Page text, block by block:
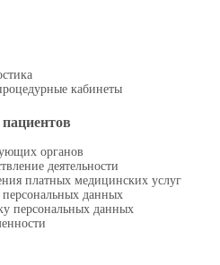
кабинеты
органов
деятельности
платных медицинских услуг
данных
персональных данных